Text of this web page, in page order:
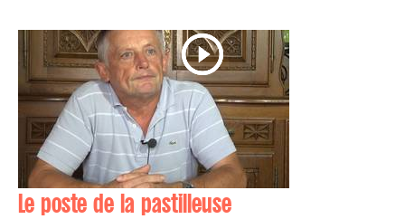
Le poste de la pastilleuse